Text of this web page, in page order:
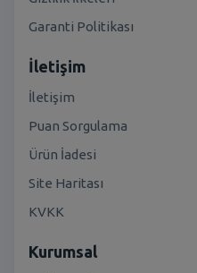
Garanti Politikası
İletişim
İletişim
Puan Sorgulama
Ürün İadesi
Site Haritası
KVKK
Kurumsal